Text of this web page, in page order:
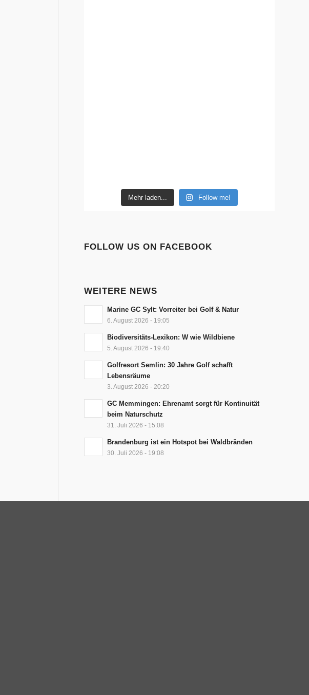
Mehr laden... Follow me!
FOLLOW US ON FACEBOOK
WEITERE NEWS
Marine GC Sylt: Vorreiter bei Golf & Natur
6. August 2026 - 19:05
Biodiversitäts-Lexikon: W wie Wildbiene
5. August 2026 - 19:40
Golfresort Semlin: 30 Jahre Golf schafft
Lebensräume
3. August 2026 - 20:20
GC Memmingen: Ehrenamt sorgt für Kontinuität
beim Naturschutz
31. Juli 2026 - 15:08
Brandenburg ist ein Hotspot bei Waldbränden
30. Juli 2026 - 19:08